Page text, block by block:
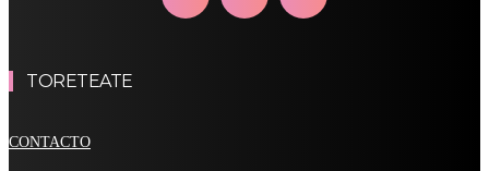
TORETEATE
CONTACTO